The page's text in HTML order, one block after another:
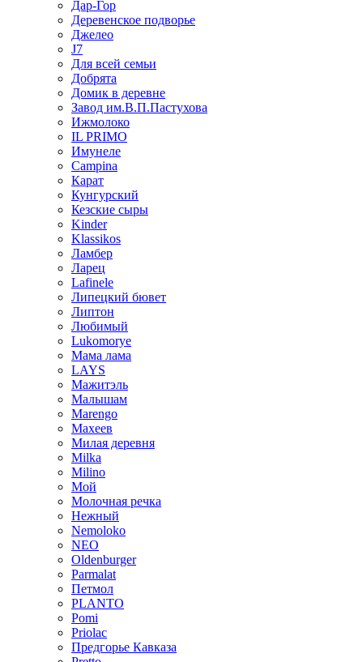
Дар-Гор
Деревенское подворье
Джелео
J7
Для всей семьи
Добрята
Домик в деревне
Завод им.В.П.Пастухова
Ижмолоко
IL PRIMO
Имунеле
Campina
Карат
Кунгурский
Кезские сыры
Kinder
Klassikos
Ламбер
Ларец
Lafinele
Липецкий бювет
Липтон
Любимый
Lukomorye
Мама лама
LAYS
Мажитэль
Малышам
Marengo
Махеев
Милая деревня
Milka
Milino
Мой
Молочная речка
Нежный
Nemoloko
NEO
Oldenburger
Parmalat
Петмол
PLANTO
Pomi
Priolac
Предгорье Кавказа